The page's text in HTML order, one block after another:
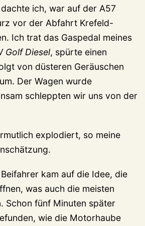
ich, war auf der A57
vor der Abfahrt Krefeld-
Ich trat das Gaspedal meines
Golf Diesel, spürte einen
von düsteren Geräuschen
Der Wagen wurde
schleppten wir uns von der
explodiert, so meine
kam auf die Idee, die
was auch die meisten
Schon fünf Minuten später
wie die Motorhaube